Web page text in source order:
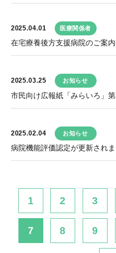
2025.04.01 医療関係者
在宅療養後方支援病院のご案内
2025.03.25 お知らせ
市民向け広報紙「みらいろ」
2025.02.04 お知らせ
病院機能評価認定が更新され
1 2 3
7 8 9